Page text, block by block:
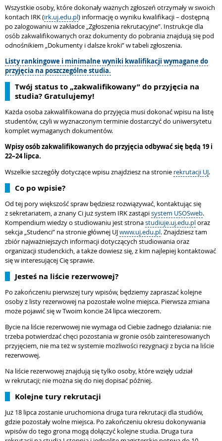
Wszystkie osoby, które dokonały ważnych zgłoszeń otrzymały w swoich
kontach IRK (irk.uj.edu.pl) informację o wyniku kwalifikacji – dostępną
po zalogowaniu w zakładce „Zgłoszenia rekrutacyjne”. Instrukcje dla
osób zakwalifikowanych oraz dokumenty do pobrania znajdują się pod
odnośnikiem „Dokumenty i dalsze kroki” w tabeli zgłoszenia.
Listy rankingowe i minimalne wyniki kwalifikacji wymagane do
przyjęcia na poszczególne studia.
Twój status to „zakwalifikowany” do przyjęcia na
studia? Gratulujemy!
Każda osoba zakwalifikowana do przyjęcia musi dokonać wpisu na listę
studentów, czyli w wyznaczonym terminie dostarczyć do uniwersytetu
komplet wymaganych dokumentów.
Wpisy osób zakwalifikowanych do przyjęcia odbywać się będą 19 i
22–24 lipca.
Wszelkie szczegóły dotyczące wpisu znajdziesz na stronie rekrutacji UJ.
Co po wpisie?
Od tej pory większość spraw będziesz rozwiązywać, kontaktując się
z sekretariatem, a znany Ci już system IRK zastąpisystem USOSweb.
Kompendium wiedzy o studiowaniu jest stronastudiuje.uj.edu.ploraz
sekcja „Studenci” na stronie głównej UJwww.uj.edu.pl. Znajdziesz tam
zbiór najważniejszych informacji dotyczących studiowania oraz
organizacji studenckich, a także dowiesz się, z kim najlepiej kontaktować
się w interesującej Cię sprawie.
Jesteś na liście rezerwowej?
Po zakończeniu pierwszej tury wpisów, będziemy zapraszać kolejne
osoby z listy rezerwowej na pozostałe wolne miejsca. Pierwsza zmiana
może pojawić się w Twoim koncie 24 lipca wieczorem.
Bycie na liście rezerwowej nie wymaga od Ciebie żadnego działania: nie
trzeba potwierdzać chęci pozostania w gronie osób zainteresowanych
przyjęciem, nie ma też w systemie możliwości rezygnacji z bycia na liście
rezerwowej.
Na liście rezerwowej znajdują się tylko osoby, które wzięły udział
w rekrutacji; nie można się do niej dopisać później.
Kolejne tury rekrutacji
Już 18 lipca zostanie uruchomiona druga tura rekrutacji dla studiów,
gdzie pozostały wolne miejsca. Po zakończeniu okresu dokonywania
wpisów do tego grona mogą dołączyć kolejne studia. Druga tura